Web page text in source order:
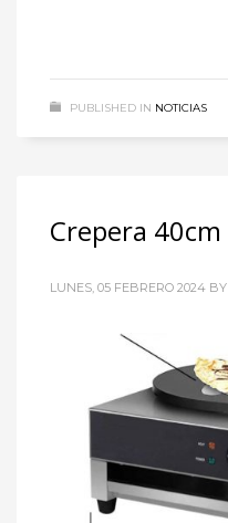
PUBLISHED IN NOTICIAS
Crepera 40cm
LUNES, 05 FEBRERO 2024 BY